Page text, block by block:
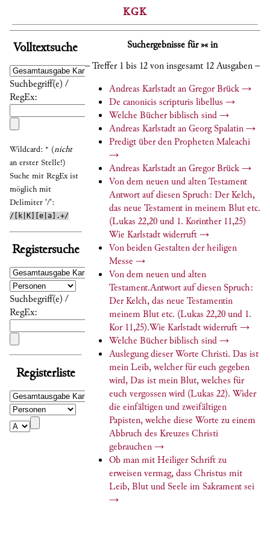
KGK
Volltextsuche
Suchbegriff(e) /
RegEx:
Wildcard: * (nicht
an erster Stelle!)
Suche mit RegEx ist
möglich mit
Delimiter '/':
/[k|K][e|a].+/
Registersuche
Suchbegriff(e) /
RegEx:
Registerliste
Suchergebnisse für »« in
– Treffer 1 bis 12 von insgesamt 12 Ausgaben –
Andreas Karlstadt an Gregor Brück→
De canonicis scripturis libellus →
Welche Bücher biblisch sind→
Andreas Karlstadt an Georg Spalatin→
Predigt über den Propheten Maleachi
→
Andreas Karlstadt an Gregor Brück→
Von dem neuen und alten Testament
Antwort auf diesen Spruch: Der Kelch,
das neue Testament in meinem Blut etc.
(Lukas 22,20 und 1. Korinther 11,25)
Wie Karlstadt widerruft→
Von beiden Gestalten der heiligen
Messe →
Von dem neuen und alten
Testament.Antwort auf diesen Spruch:
Der Kelch, das neue Testamentin
meinem Blut etc. (Lukas 22,20 und 1.
Kor 11,25).Wie Karlstadt widerruft→
Welche Bücher biblisch sind→
Auslegung dieser Worte Christi. Das ist
mein Leib, welcher für euch gegeben
wird, Das ist mein Blut, welches für
euch vergossen wird (Lukas 22). Wider
die einfältigen und zweifältigen
Papisten, welche diese Worte zu einem
Abbruch des Kreuzes Christi
gebrauchen→
Ob man mit Heiliger Schrift zu
erweisen vermag, dass Christus mit
Leib, Blut und Seele im Sakrament sei
→